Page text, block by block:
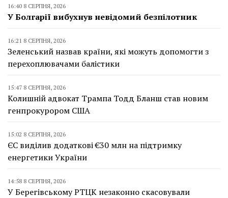
16:40 8 СЕРПНЯ, 2026
У Болгарії вибухнув невідомий безпілотник
16:21 8 СЕРПНЯ, 2026
Зеленський назвав країни, які можуть допомогти з
перехоплювачами балістики
15:47 8 СЕРПНЯ, 2026
Колишній адвокат Трампа Тодд Бланш став новим
генпрокурором США
15:02 8 СЕРПНЯ, 2026
ЄС виділив додаткові €30 млн на підтримку
енергетики України
14:58 8 СЕРПНЯ, 2026
У Берегівському РТЦК незаконно скасовували